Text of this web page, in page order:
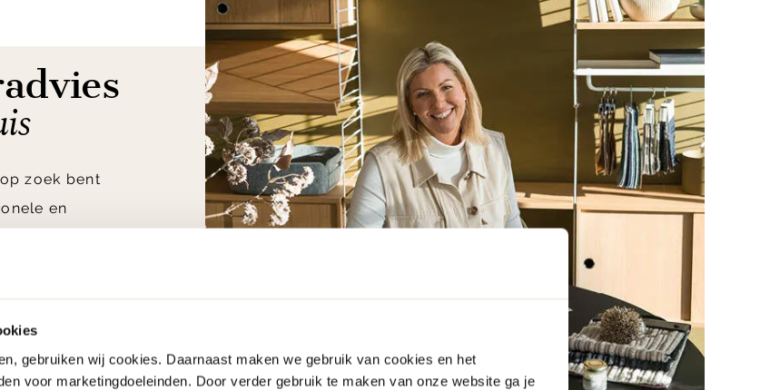
gebruiken wij cookies. Daarnaast maken we gebruik van cookies en het
voor marketingdoeleinden. Door verder gebruik te maken van onze website ga je
zoek bent
en